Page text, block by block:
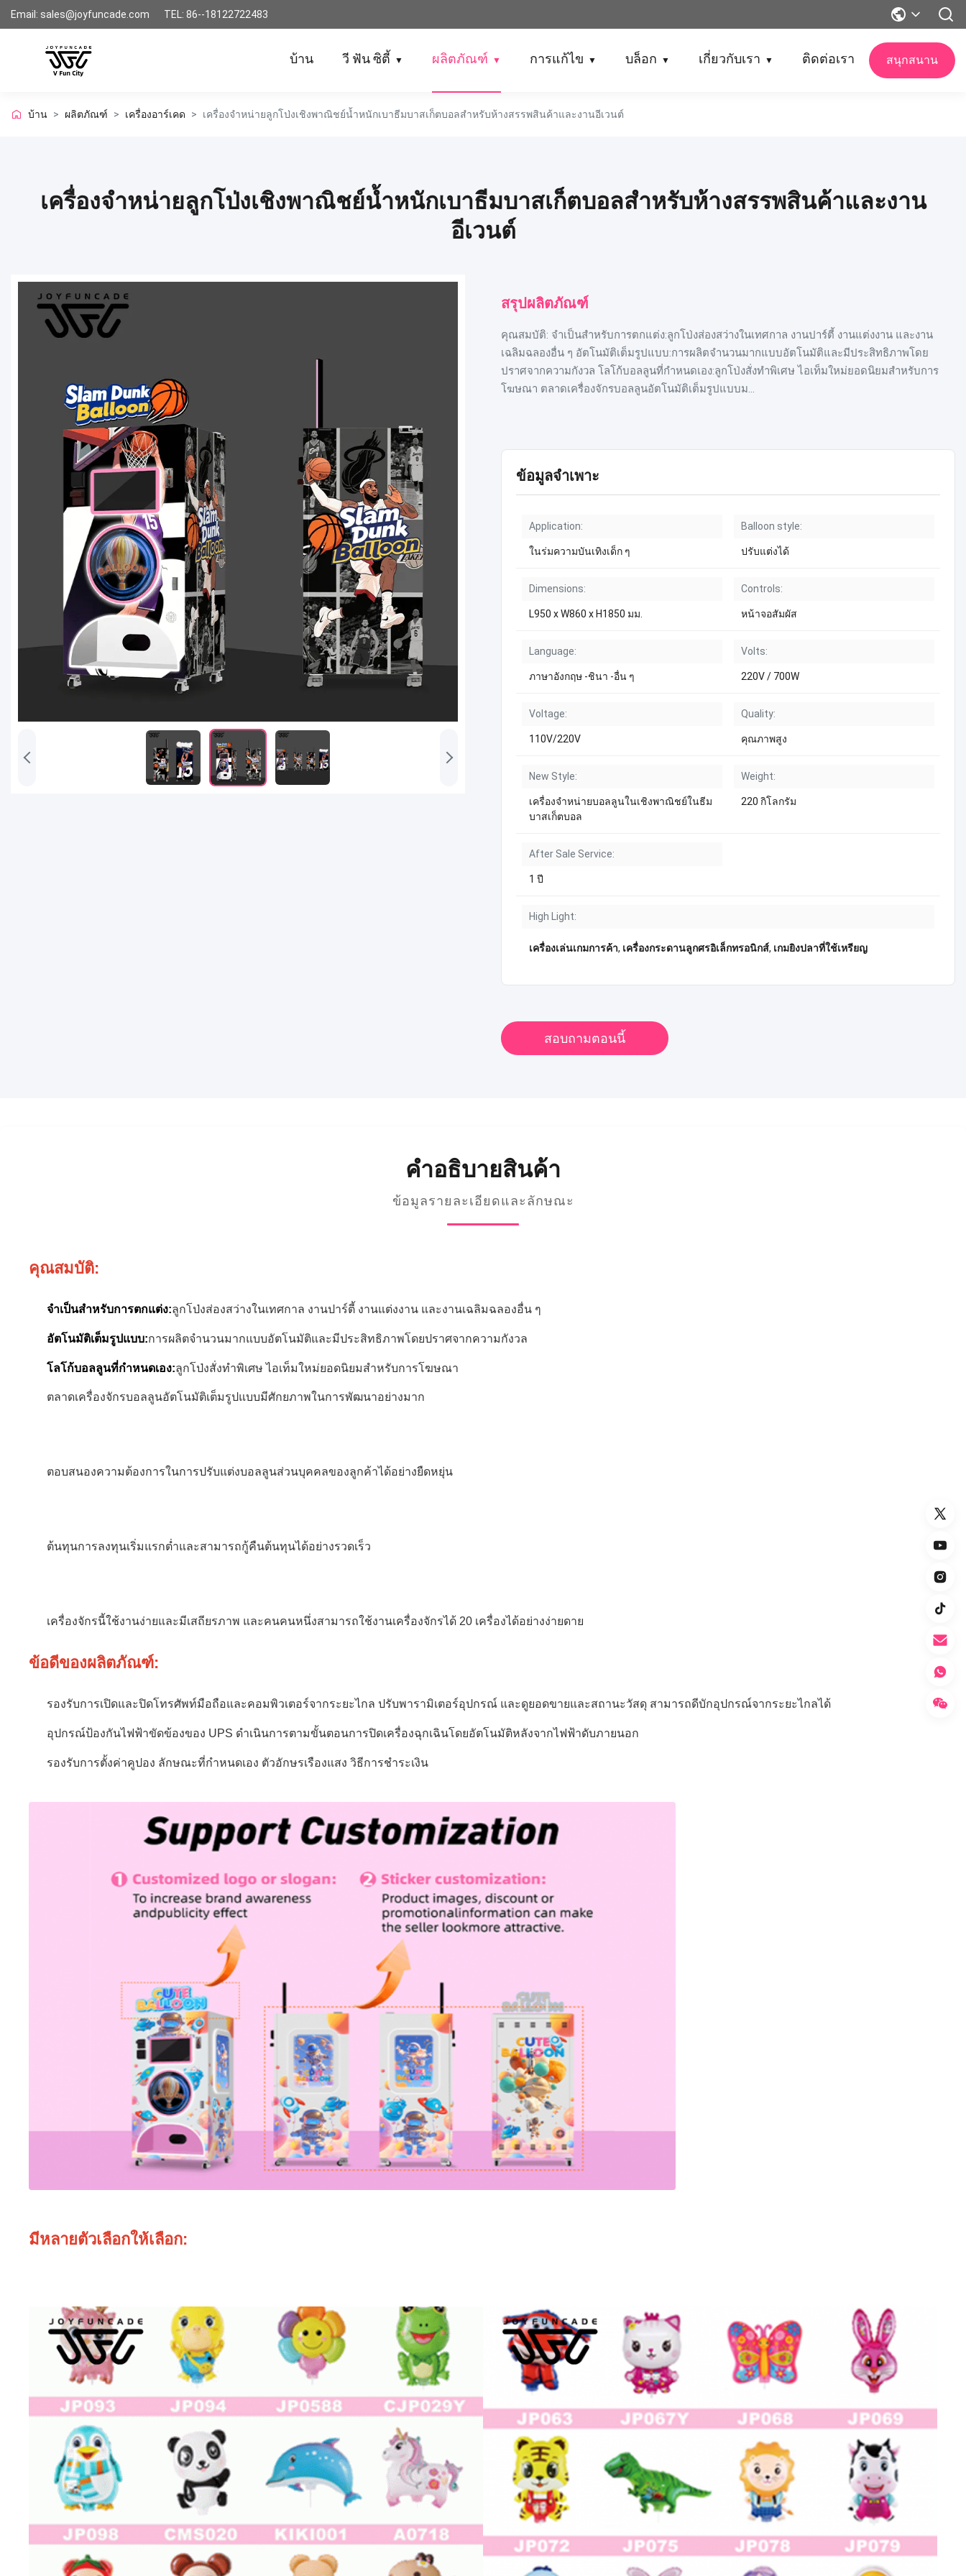
Email: sales@joyfuncade.com TEL: 86--18122722483
บ้าน วี ฟัน ซิตี้ ▼ ผลิตภัณฑ์ ▼ การแก้ไข ▼ บล็อก ▼ เกี่ยวกับเรา ▼ ติดต่อเรา สนุกสนาน
บ้าน > ผลิตภัณฑ์ > เครื่องอาร์เคด > เครื่องจำหน่ายลูกโป่งเชิงพาณิชย์น้ำหนักเบาธีมบาสเก็ตบอลสำหรับห้างสรรพสินค้าและงานอีเวนต์
เครื่องจำหน่ายลูกโป่งเชิงพาณิชย์น้ำหนักเบาธีมบาสเก็ตบอลสำหรับห้างสรรพสินค้าและงาน
อีเวนต์
สรุปผลิตภัณฑ์
คุณสมบัติ: จำเป็นสำหรับการตกแต่ง:ลูกโป่งส่องสว่างในเทศกาล งานปาร์ตี้ งานแต่งงาน และงาน
เฉลิมฉลองอื่น ๆ อัตโนมัติเต็มรูปแบบ:การผลิตจำนวนมากแบบอัตโนมัติและมีประสิทธิภาพโดย
ปราศจากความกังวล โลโก้บอลลูนที่กำหนดเอง:ลูกโป่งสั่งทำพิเศษ ไอเท็มใหม่ยอดนิยมสำหรับการ
โฆษณา ตลาดเครื่องจักรบอลลูนอัตโนมัติเต็มรูปแบบม...
ข้อมูลจำเพาะ
Application:
ในร่มความบันเทิงเด็ก ๆ
Balloon style:
ปรับแต่งได้
Dimensions:
L950 x W860 x H1850 มม.
Controls:
หน้าจอสัมผัส
Language:
ภาษาอังกฤษ -ชินา -อื่น ๆ
Volts:
220V / 700W
Voltage:
110V/220V
Quality:
คุณภาพสูง
New Style:
เครื่องจำหน่ายบอลลูนในเชิงพาณิชย์ในธีม
บาสเก็ตบอล
Weight:
220 กิโลกรัม
After Sale Service:
1 ปี
High Light:
เครื่องเล่นเกมการค้า, เครื่องกระดานลูกศรอิเล็กทรอนิกส์, เกมยิงปลาที่ใช้เหรียญ
สอบถามตอนนี้
คําอธิบายสินค้า
ข้อมูลรายละเอียดและลักษณะ
คุณสมบัติ:
จำเป็นสำหรับการตกแต่ง:ลูกโป่งส่องสว่างในเทศกาล งานปาร์ตี้ งานแต่งงาน และงานเฉลิมฉลองอื่น ๆ
อัตโนมัติเต็มรูปแบบ:การผลิตจำนวนมากแบบอัตโนมัติและมีประสิทธิภาพโดยปราศจากความกังวล
โลโก้บอลลูนที่กำหนดเอง:ลูกโป่งสั่งทำพิเศษ ไอเท็มใหม่ยอดนิยมสำหรับการโฆษณา
ตลาดเครื่องจักรบอลลูนอัตโนมัติเต็มรูปแบบมีศักยภาพในการพัฒนาอย่างมาก
ตอบสนองความต้องการในการปรับแต่งบอลลูนส่วนบุคคลของลูกค้าได้อย่างยืดหยุ่น
ต้นทุนการลงทุนเริ่มแรกต่ำและสามารถกู้คืนต้นทุนได้อย่างรวดเร็ว
เครื่องจักรนี้ใช้งานง่ายและมีเสถียรภาพ และคนคนหนึ่งสามารถใช้งานเครื่องจักรได้ 20 เครื่องได้อย่างง่ายดาย
ข้อดีของผลิตภัณฑ์:
รองรับการเปิดและปิดโทรศัพท์มือถือและคอมพิวเตอร์จากระยะไกล ปรับพารามิเตอร์อุปกรณ์ และดูยอดขายและสถานะวัสดุ สามารถดีบักอุปกรณ์จากระยะไกลได้
อุปกรณ์ป้องกันไฟฟ้าขัดข้องของ UPS ดำเนินการตามขั้นตอนการปิดเครื่องฉุกเฉินโดยอัตโนมัติหลังจากไฟฟ้าดับภายนอก
รองรับการตั้งค่าคูปอง ลักษณะที่กำหนดเอง ตัวอักษรเรืองแสง วิธีการชำระเงิน
มีหลายตัวเลือกให้เลือก: